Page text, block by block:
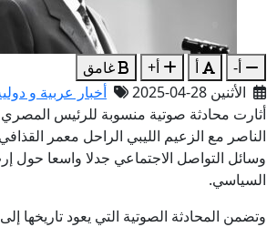
أ- أ أ+
غامق
الأثنين 28-04-2025
أخبار عربية و
أثارت محادثة صوتية منسوبة للرئيس
الناصر مع الزعيم الليبي الراحل معمر
وسائل التواصل الاجتماعي جدلا واسعا حول
السياسي.